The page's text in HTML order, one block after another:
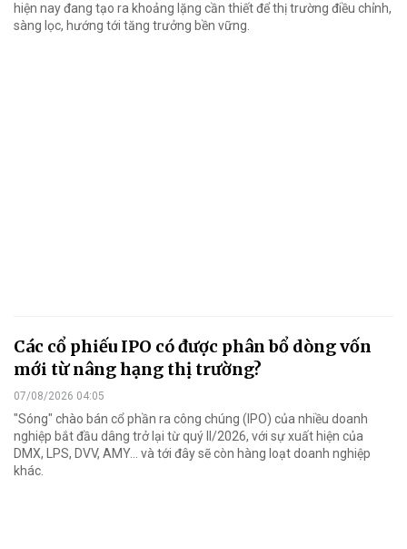
hiện nay đang tạo ra khoảng lặng cần thiết để thị trường điều chỉnh,
sàng lọc, hướng tới tăng trưởng bền vững.
Các cổ phiếu IPO có được phân bổ dòng vốn
mới từ nâng hạng thị trường?
07/08/2026 04:05
"Sóng" chào bán cổ phần ra công chúng (IPO) của nhiều doanh
nghiệp bắt đầu dâng trở lại từ quý II/2026, với sự xuất hiện của
DMX, LPS, DVV, AMY... và tới đây sẽ còn hàng loạt doanh nghiệp
khác.